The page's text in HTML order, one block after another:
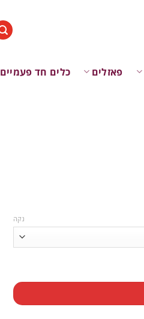
פאזלים כלים חד פעמיים
נקה